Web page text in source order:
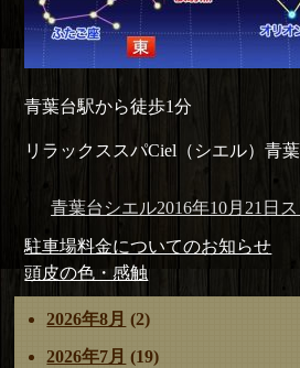
青葉台駅から徒歩1分
リラックススパCiel（シエル）青
投
稿
者
青葉台シエル投
日:
2016年10月21日 カ
投
稿
ナ
ビ
ゲ
前
の
投
稿:
駐車場料金についてのお知らせ
次
の
投
稿:
頭皮の色・感触
2026年8月 (2)
2026年7月 (19)